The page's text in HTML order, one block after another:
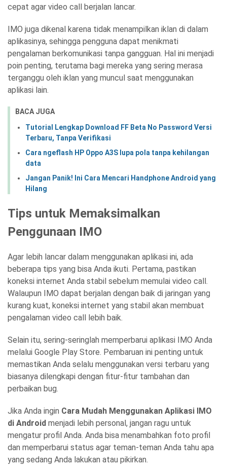
cepat agar video call berjalan lancar.
IMO juga dikenal karena tidak menampilkan iklan di dalam
aplikasinya, sehingga pengguna dapat menikmati
pengalaman berkomunikasi tanpa gangguan. Hal ini menjadi
poin penting, terutama bagi mereka yang sering merasa
terganggu oleh iklan yang muncul saat menggunakan
aplikasi lain.
BACA JUGA
Tutorial Lengkap Download FF Beta No Password Versi
Terbaru, Tanpa Verifikasi
Cara ngeflash HP Oppo A3S lupa pola tanpa kehilangan
data
Jangan Panik! Ini Cara Mencari Handphone Android yang
Hilang
Tips untuk Memaksimalkan
Penggunaan IMO
Agar lebih lancar dalam menggunakan aplikasi ini, ada
beberapa tips yang bisa Anda ikuti. Pertama, pastikan
koneksi internet Anda stabil sebelum memulai video call.
Walaupun IMO dapat berjalan dengan baik di jaringan yang
kurang kuat, koneksi internet yang stabil akan membuat
pengalaman video call lebih baik.
Selain itu, sering-seringlah memperbarui aplikasi IMO Anda
melalui Google Play Store. Pembaruan ini penting untuk
memastikan Anda selalu menggunakan versi terbaru yang
biasanya dilengkapi dengan fitur-fitur tambahan dan
perbaikan bug.
Jika Anda ingin Cara Mudah Menggunakan Aplikasi IMO
di Android menjadi lebih personal, jangan ragu untuk
mengatur profil Anda. Anda bisa menambahkan foto profil
dan memperbarui status agar teman-teman Anda tahu apa
yang sedang Anda lakukan atau pikirkan.